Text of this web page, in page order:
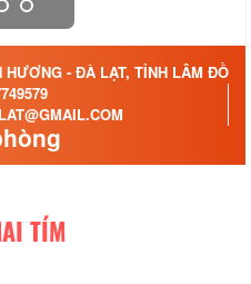
- ĐÀ LẠT, TỈNH LÂM ĐỒNG
TÍM